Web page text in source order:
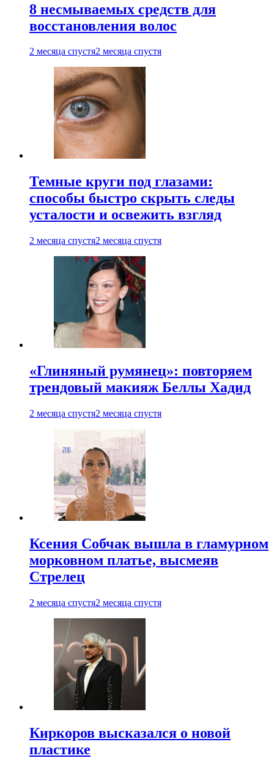
8 несмываемых средств для
восстановления волос
2 месяца спустя2 месяца спустя
Темные круги под глазами:
способы быстро скрыть следы
усталости и освежить взгляд
2 месяца спустя2 месяца спустя
«Глиняный румянец»: повторяем
трендовый макияж Беллы Хадид
2 месяца спустя2 месяца спустя
Ксения Собчак вышла в гламурном
морковном платье, высмеяв
Стрелец
2 месяца спустя2 месяца спустя
Киркоров высказался о новой
пластике